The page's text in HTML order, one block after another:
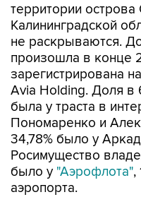
территории
Калининградской
не раскрываются.
произошла в конце
зарегистрирована
Avia Holding. Доля в
была у траста в
Пономаренко и
34,78% было у
Росимущество
было у "Аэрофлота",
аэропорта.